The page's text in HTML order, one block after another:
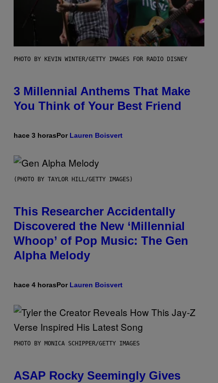
PHOTO BY KEVIN WINTER/GETTY IMAGES FOR RADIO DISNEY
3 Millennial Anthems That Make
You Think of Your Best Friend
hace 3 horasPor Lauren Boisvert
(PHOTO BY TAYLOR HILL/GETTY IMAGES)
This Researcher Accidentally
Discovered the New ‘Millennial
Whoop’ of Pop Music: The Gen
Alpha Melody
hace 4 horasPor Lauren Boisvert
PHOTO BY MONICA SCHIPPER/GETTY IMAGES
ASAP Rocky Seemingly Gives